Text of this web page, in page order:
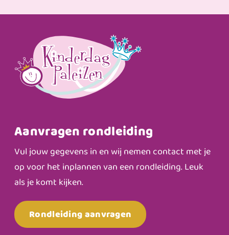
Aanvragen rondleiding
Vul jouw gegevens in en wij nemen contact met je
op voor het inplannen van een rondleiding. Leuk
als je komt kijken.
Rondleiding aanvragen